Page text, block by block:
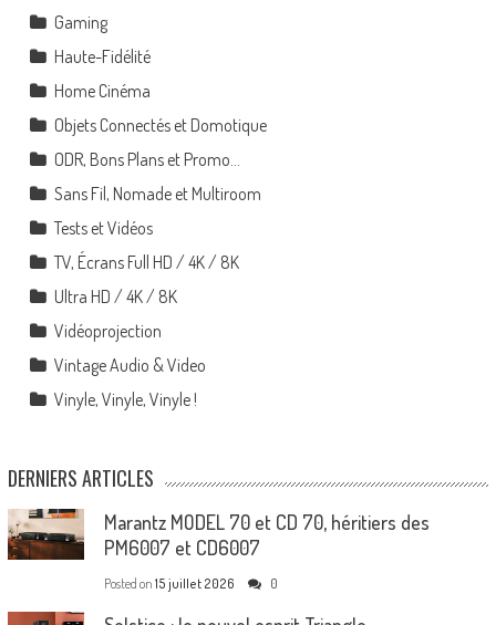
Gaming
Haute-Fidélité
Home Cinéma
Objets Connectés et Domotique
ODR, Bons Plans et Promo…
Sans Fil, Nomade et Multiroom
Tests et Vidéos
TV, Écrans Full HD / 4K / 8K
Ultra HD / 4K / 8K
Vidéoprojection
Vintage Audio & Video
Vinyle, Vinyle, Vinyle !
DERNIERS ARTICLES
Marantz MODEL 70 et CD 70, héritiers des
PM6007 et CD6007
Posted on 15 juillet 2026 0